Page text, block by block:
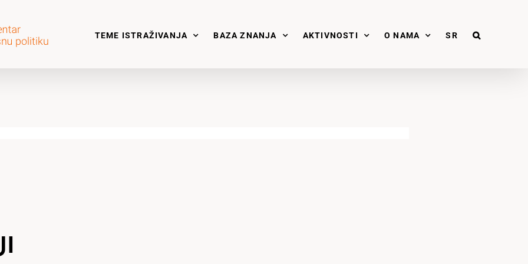
TEME ISTRAŽIVANJA BAZA ZNANJA AKTIVNOSTI O NAMA SR